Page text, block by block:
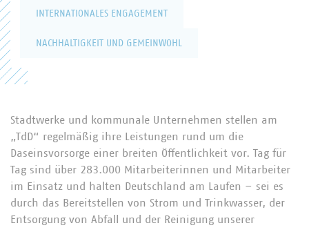
INTERNATIONALES ENGAGEMENT
NACHHALTIGKEIT UND GEMEINWOHL
Stadtwerke und kommunale Unternehmen stellen am
„TdD“ regelmäßig ihre Leistungen rund um die
Daseinsvorsorge einer breiten Öffentlichkeit vor. Tag für
Tag sind über 283.000 Mitarbeiterinnen und Mitarbeiter
im Einsatz und halten Deutschland am Laufen – sei es
durch das Bereitstellen von Strom und Trinkwasser, der
Entsorgung von Abfall und der Reinigung unserer